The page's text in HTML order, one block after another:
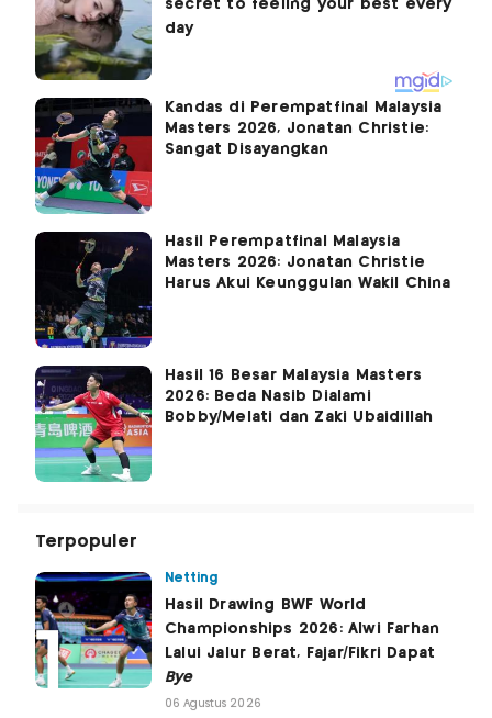
Kandas di Perempatfinal Malaysia
Masters 2026, Jonatan Christie:
Sangat Disayangkan
Hasil Perempatfinal Malaysia
Masters 2026: Jonatan Christie
Harus Akui Keunggulan Wakil China
Hasil 16 Besar Malaysia Masters
2026: Beda Nasib Dialami
Bobby/Melati dan Zaki Ubaidillah
Terpopuler
Netting
Hasil Drawing BWF World
Championships 2026: Alwi Farhan
Lalui Jalur Berat, Fajar/Fikri Dapat
Bye
06 Agustus 2026